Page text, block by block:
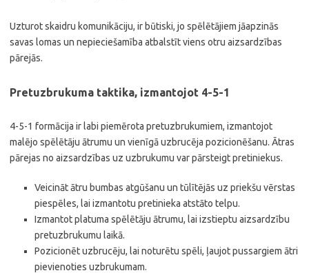
Uzturot skaidru komunikāciju, ir būtiski, jo spēlētājiem jāapzinās
savas lomas un nepieciešamība atbalstīt viens otru aizsardzības
pārejās.
Pretuzbrukuma taktika, izmantojot 4-5-1
4-5-1 formācija ir labi piemērota pretuzbrukumiem, izmantojot
malējo spēlētāju ātrumu un vienīgā uzbrucēja pozicionēšanu. Ātras
pārejas no aizsardzības uz uzbrukumu var pārsteigt pretiniekus.
Veicināt ātru bumbas atgūšanu un tūlītējās uz priekšu vērstas
piespēles, lai izmantotu pretinieka atstāto telpu.
Izmantot platuma spēlētāju ātrumu, lai izstieptu aizsardzību
pretuzbrukumu laikā.
Pozicionēt uzbrucēju, lai noturētu spēli, ļaujot pussargiem ātri
pievienoties uzbrukumam.